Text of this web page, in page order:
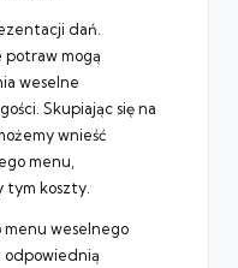
dań.
potraw mogą
weselne
Skupiając się na
wnieść
menu,
tym koszty.
weselnego
odpowiednią